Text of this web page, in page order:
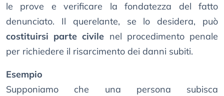
le prove e verificare la fondatezza del fatto
denunciato. Il querelante, se lo desidera, può
costituirsi parte civile nel procedimento penale
per richiedere il risarcimento dei danni subiti.
Esempio
Supponiamo che una persona subisca